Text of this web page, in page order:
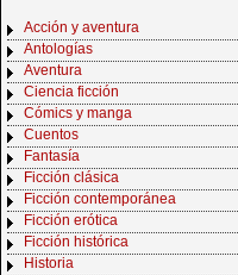
Acción y aventura
Antologías
Aventura
Ciencia ficción
Cómics y manga
Cuentos
Fantasía
Ficción clásica
Ficción contemporánea
Ficción erótica
Ficción histórica
Historia